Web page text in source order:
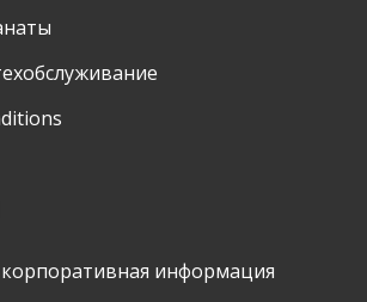
информация